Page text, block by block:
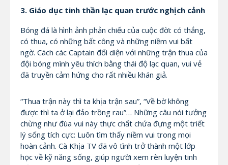
3. Giáo dục tinh thần lạc quan trước nghịch cảnh
Bóng đá là hình ảnh phản chiếu của cuộc đời: có thắng,
có thua, có những bất công và những niềm vui bất
ngờ. Cách các Captain đối diện với những trận thua của
đội bóng mình yêu thích bằng thái độ lạc quan, vui vẻ
đã truyền cảm hứng cho rất nhiều khán giả.
“Thua trận này thì ta khịa trận sau”, “Về bờ không
được thì ta ở lại đảo trồng rau”… Những câu nói tưởng
chừng như đùa vui này thực chất chứa đựng một triết
lý sống tích cực: Luôn tìm thấy niềm vui trong mọi
hoàn cảnh. Cà Khịa TV đã vô tình trở thành một lớp
học về kỹ năng sống, giúp người xem rèn luyện tinh